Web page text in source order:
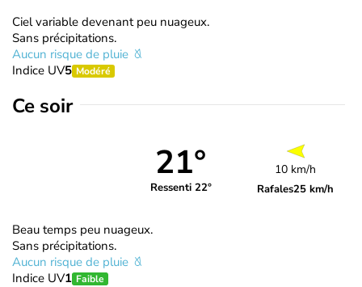
Ciel variable devenant peu nuageux.
Sans précipitations.
Aucun risque de pluie
Indice UV5 Modéré
Ce soir
21°
Ressenti 22°
10 km/h
Rafales25 km/h
Beau temps peu nuageux.
Sans précipitations.
Aucun risque de pluie
Indice UV1 Faible